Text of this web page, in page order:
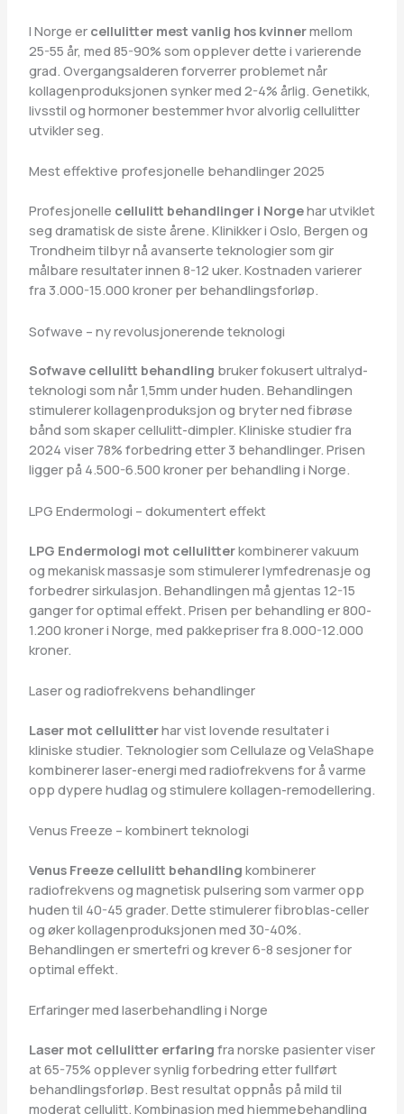
I Norge er cellulitter mest vanlig hos kvinnermellom
25-55 år, med 85-90% som opplever dette i varierende
grad. Overgangsalderen forverrer problemet når
kollagenproduksjonen synker med 2-4% årlig. Genetikk,
livsstil og hormoner bestemmer hvor alvorlig cellulitter
utvikler seg.
Mest effektive profesjonelle behandlinger 2025
Profesjonelle cellulitt behandlinger i Norgehar utviklet
seg dramatisk de siste årene. Klinikker i Oslo, Bergen og
Trondheim tilbyr nå avanserte teknologier som gir
målbare resultater innen 8-12 uker. Kostnaden varierer
fra 3.000-15.000 kroner per behandlingsforløp.
Sofwave – ny revolusjonerende teknologi
Sofwave cellulitt behandling bruker fokusert ultralyd-
teknologi som når 1,5mm under huden. Behandlingen
stimulerer kollagenproduksjon og bryter ned fibrøse
bånd som skaper cellulitt-dimpler. Kliniske studier fra
2024 viser 78% forbedring etter 3 behandlinger. Prisen
ligger på 4.500-6.500 kroner per behandling i Norge.
LPG Endermologi – dokumentert effekt
LPG Endermologi mot cellulitterkombinerer vakuum
og mekanisk massasje som stimulerer lymfedrenasje og
forbedrer sirkulasjon. Behandlingen må gjentas 12-15
ganger for optimal effekt. Prisen per behandling er 800-
1.200 kroner i Norge, med pakkepriser fra 8.000-12.000
kroner.
Laser og radiofrekvens behandlinger
Laser mot cellulitterhar vist lovende resultater i
kliniske studier. Teknologier som Cellulaze og VelaShape
kombinerer laser-energi med radiofrekvens for å varme
opp dypere hudlag og stimulere kollagen-remodellering.
Venus Freeze – kombinert teknologi
Venus Freeze cellulitt behandling kombinerer
radiofrekvens og magnetisk pulsering som varmer opp
huden til 40-45 grader. Dette stimulerer fibroblas-celler
og øker kollagenproduksjonen med 30-40%.
Behandlingen er smertefri og krever 6-8 sesjoner for
optimal effekt.
Erfaringer med laserbehandling i Norge
Laser mot cellulitter erfaring fra norske pasienter viser
at 65-75% opplever synlig forbedring etter fullført
behandlingsforløp. Best resultat oppnås på mild til
moderat cellulitt. Kombinasjon med hjemmebehandling